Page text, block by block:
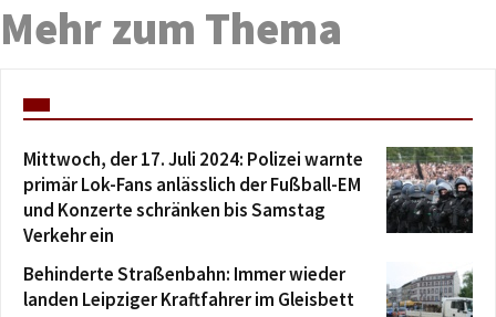
Mehr zum Thema
Mittwoch, der 17. Juli 2024: Polizei warnte
primär Lok-Fans anlässlich der Fußball-EM
und Konzerte schränken bis Samstag
Verkehr ein
Behinderte Straßenbahn: Immer wieder
landen Leipziger Kraftfahrer im Gleisbett